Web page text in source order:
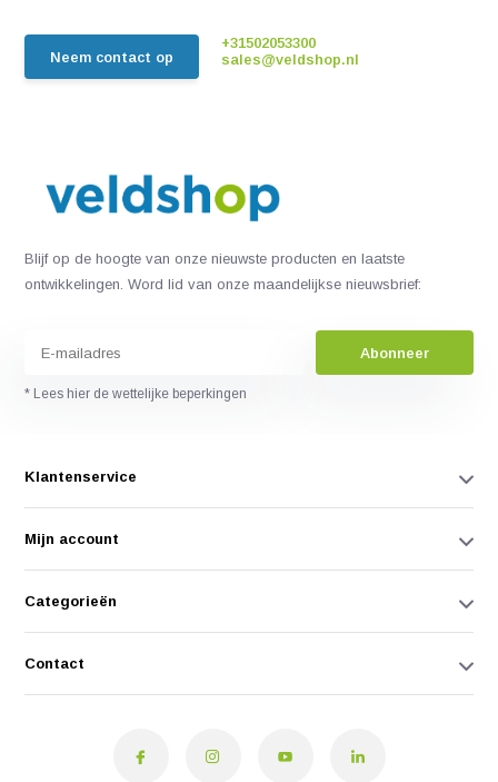
Neem contact op
+31502053300
sales@veldshop.nl
Blijf op de hoogte van onze nieuwste producten en laatste
ontwikkelingen. Word lid van onze maandelijkse nieuwsbrief:
Abonneer
* Lees hier de wettelijke beperkingen
Klantenservice
Mijn account
Categorieën
Contact